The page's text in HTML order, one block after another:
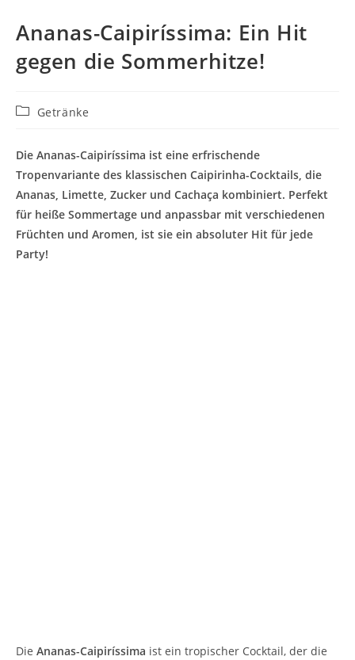
Ananas-Caipiríssima: Ein Hit
gegen die Sommerhitze!
Beitrags-
Getränke
Die Ananas-Caipiríssima ist eine erfrischende
Tropenvariante des klassischen Caipirinha-Cocktails, die
Ananas, Limette, Zucker und Cachaça kombiniert. Perfekt
für heiße Sommertage und anpassbar mit verschiedenen
Früchten und Aromen, ist sie ein absoluter Hit für jede
Party!
Die Ananas-Caipiríssima ist ein tropischer Cocktail, der die